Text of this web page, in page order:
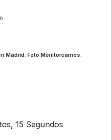
Madrid. Foto Monitoreamos.
15 Segundos